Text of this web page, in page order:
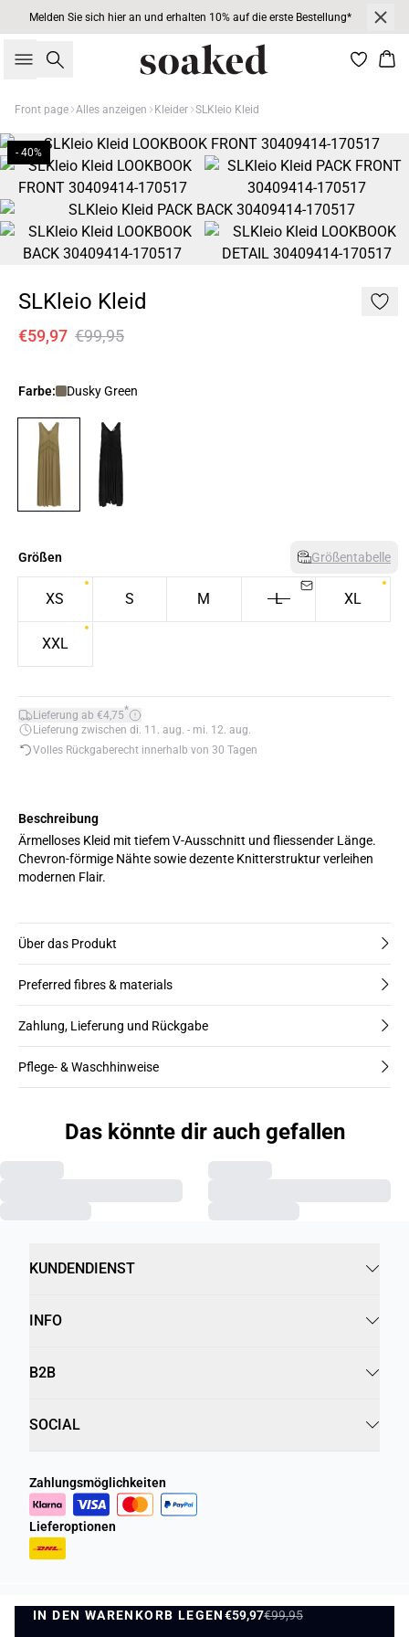
Melden Sie sich hier an und erhalten 10% auf die erste Bestellung*
Suche
Front page Alles anzeigen Kleider SLKleio Kleid
- 40%
SLKleio Kleid
€59,97 €99,95
Farbe: Dusky Green
Größen Größentabelle
XS S M L XL
XXL
Lieferung ab €4,75*
Lieferung zwischen di. 11. aug. - mi. 12. aug.
Volles Rückgaberecht innerhalb von 30 Tagen
IN DEN WARENKORB LEGEN€59,97€99,95
IN DEN WARENKORB LEGEN
Beschreibung
Ärmelloses Kleid mit tiefem V-Ausschnitt und fliessender Länge.
Chevron-förmige Nähte sowie dezente Knitterstruktur verleihen
modernen Flair.
Über das Produkt
Preferred fibres & materials
Zahlung, Lieferung und Rückgabe
Pflege- & Waschhinweise
Das könnte dir auch gefallen
KUNDENDIENST
INFO
B2B
SOCIAL
Zahlungsmöglichkeiten
Lieferoptionen
Datenschutzrichtlinie Geschäftsbedingungen